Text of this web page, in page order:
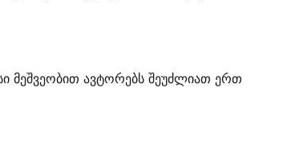
მეშვეობით ავტორებს შეუძლიათ ერთ